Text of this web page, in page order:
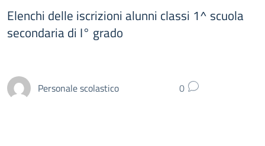
Elenchi delle iscrizioni alunni classi 1^ scuola
secondaria di I° grado
Personale scolastico 0